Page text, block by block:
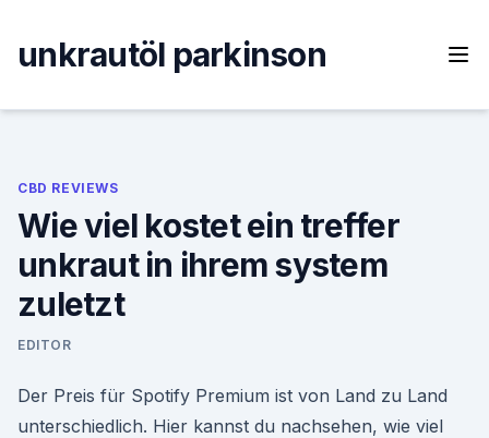
content
unkrautöl parkinson
CBD REVIEWS
Wie viel kostet ein treffer
unkraut in ihrem system
zuletzt
EDITOR
Der Preis für Spotify Premium ist von Land zu Land
unterschiedlich. Hier kannst du nachsehen, wie viel